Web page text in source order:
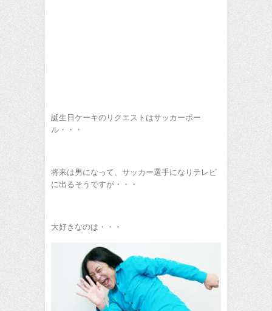
誕生日ケーキのリクエストはサッカーボー
ル・・・
将来は男になって、サッカー選手になりテレビ
に出るそうですが・・・
大好きなのは・・・